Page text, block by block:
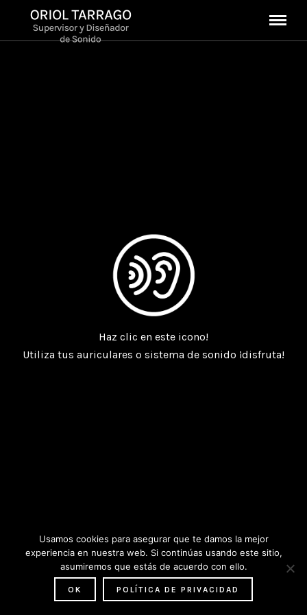
Haz clic en este icono!
Utiliza tus auriculares o sistema de sonido ¡disfruta!
Usamos cookies para asegurar que te damos la mejor
experiencia en nuestra web. Si continúas usando este sitio,
asumiremos que estás de acuerdo con ello.
OK POLÍTICA DE PRIVACIDAD